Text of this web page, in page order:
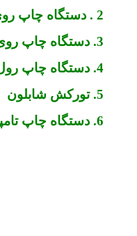
2 . دستگاه چاپ روی بادکنک
3. دستگاه چاپ روی تی شرت
4. دستگاه چاپ رول به رول
5. تورکش شابلون
6. دستگاه چاپ تامپو